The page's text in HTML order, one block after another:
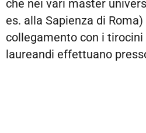
che nei vari master
es. alla Sapienza di Roma)
collegamento con i tirocini
laureandi effettuano